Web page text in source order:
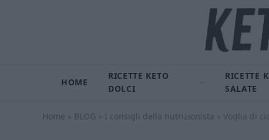
HOME
RICETTE KETO
DOLCI
RICETTE
SALATE
Home » BLOG » I consigli della nutrizionista » Voglia di